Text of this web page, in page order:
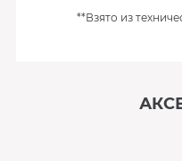
**Взято из